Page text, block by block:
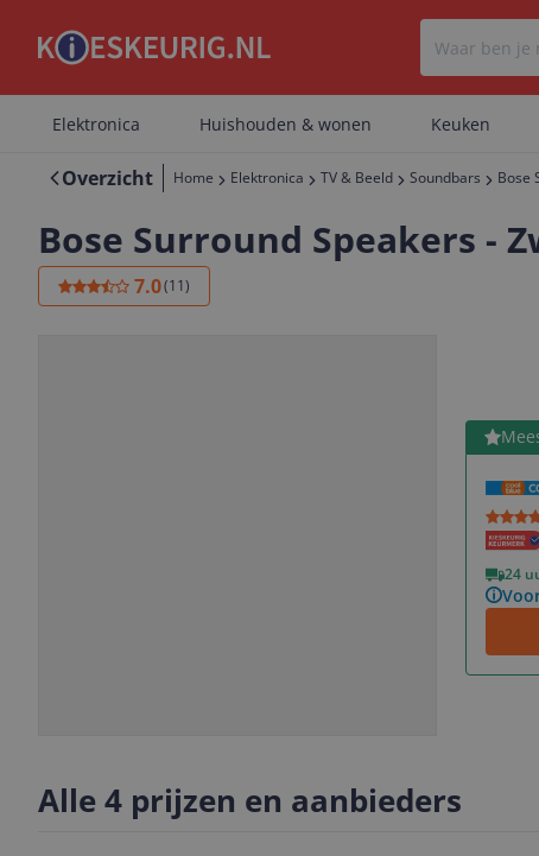
Elektronica Huishouden & wonen Keuken
Overzicht Home Elektronica TV & Beeld Soundbars Bose
Bose Surround Speakers -
7.0(11)
24
Bekijk
Alle 4 prijzen en aanbieders